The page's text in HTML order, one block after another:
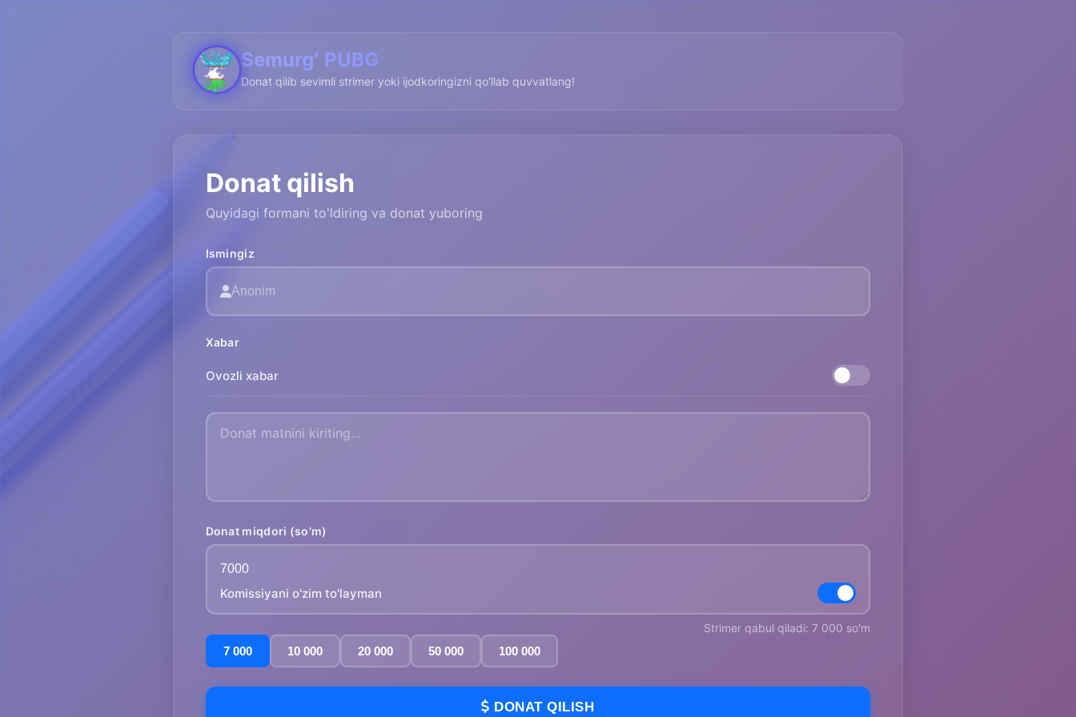
Semurgʻ PUBG
Donat qilib sevimli strimer yoki ijodkoringizni qo'llab quvvatlang!
Donat qilish
Quyidagi formani to'ldiring va donat yuboring
Ismingiz
Xabar
Ovozli xabar
Donat miqdori (so'm)
Komissiyani o'zim to'layman
Strimer qabul qiladi: 7 000 so'm
7 000
10 000 20 000 50 000 100 000
DONAT QILISH